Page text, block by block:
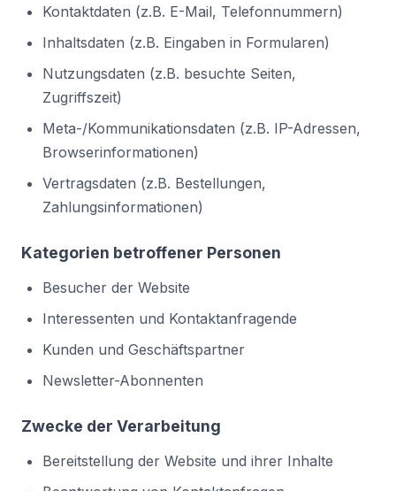
Kontaktdaten (z.B. E-Mail, Telefonnummern)
Inhaltsdaten (z.B. Eingaben in Formularen)
Nutzungsdaten (z.B. besuchte Seiten,
Zugriffszeit)
Meta-/Kommunikationsdaten (z.B. IP-Adressen,
Browserinformationen)
Vertragsdaten (z.B. Bestellungen,
Zahlungsinformationen)
Kategorien betroffener Personen
Besucher der Website
Interessenten und Kontaktanfragende
Kunden und Geschäftspartner
Newsletter-Abonnenten
Zwecke der Verarbeitung
Bereitstellung der Website und ihrer Inhalte